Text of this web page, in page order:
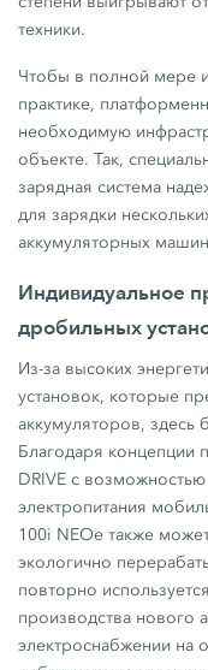
техники.
Чтобы в полной мере
практике,
необходимую
объекте. Так,
зарядная система
для зарядки
аккумуляторных
Индивидуальное
дробильных
Из-за высоких
установок, которые
аккумуляторов,
Благодаря концепции
DRIVE с
электропитания
100i NEOe также
экологично
повторно
производства нового
электроснабжении на